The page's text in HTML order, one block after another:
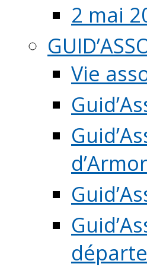
2 mai
Vie
d’Armor